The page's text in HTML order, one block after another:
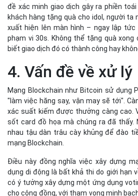
sốt card đồ họa mà chúng ra đã thấy.
nhau tậu dàn trâu cày khủng để đào
mạng Blockchain.
Điều này đồng nghĩa việc xây dựng
có ý tưởng xây dựng một ứng dụng
cho cộng đồng, với tham vọng minh
thuyết là vậy). Nhưng ứng dụng như
pin, chẳng ai thích điều đó cả. Kể cả
gia và sử dụng ứng dụng voting của tôi,
tiếp theo
5. Vấn đề tấn
Có 2 cách để ứng dụng Blockchain cho
ứng dụng 1 mạng lưới Blockchain đã
thấy là mạng ETH. Cách thứ 2 là xây
riêng mình. Việc đó nảy sinh vấn đề. Tôi